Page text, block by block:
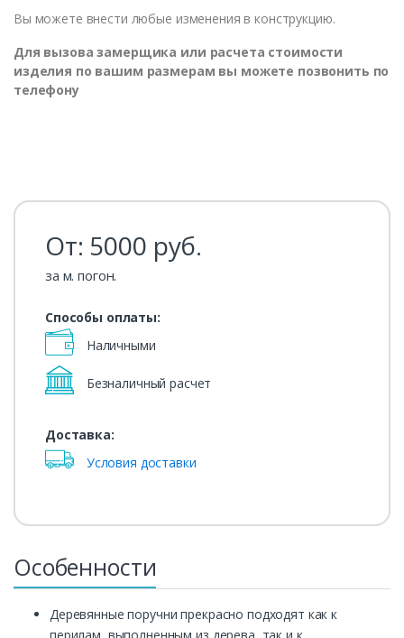
Вы можете внести любые изменения в конструкцию.
Для вызова замерщика или расчета стоимости
изделия по вашим размерам вы можете позвонить по
телефону
От: 5000 руб.
за м. погон.
Способы оплаты:
Наличными
Безналичный расчет
Доставка:
Условия доставки
Особенности
Деревянные поручни прекрасно подходят как к